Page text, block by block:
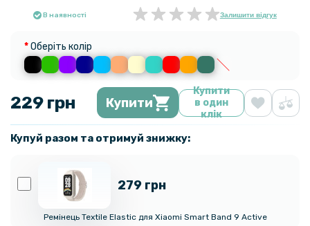
В наявності Залишити відгук
Оберіть колір
229 грн Купити
Купити
в один
клік
Купуй разом та отримуй знижку:
279 грн
Ремінець Textile Elastic для Xiaomi Smart Band 9 Active